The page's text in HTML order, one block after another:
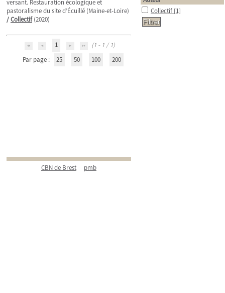
versant. Restauration écologique et
pastoralisme du site d’Écuillé (Maine-et-Loire)
/Collectif(2020)
1
(1 - 1 / 1)
Par page :
25 50 100 200
CBN de Brest pmb
Collectif [1]